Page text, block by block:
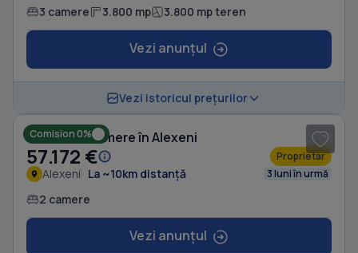
3 camere 3.800 mp 3.800 mp teren
Vezi anunțul
Vezi istoricul prețurilor
Comision 0%
Casă cu 2 camere în Alexeni
57.172 € Proprietar
Alexeni La ~10km distanță 3 luni în urmă
2 camere
Vezi anunțul